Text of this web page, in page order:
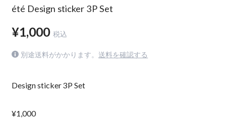
été Design sticker 3P Set
¥1,000 税込
別途送料がかかります。 送料を確認する
Design sticker 3P Set
¥1,000